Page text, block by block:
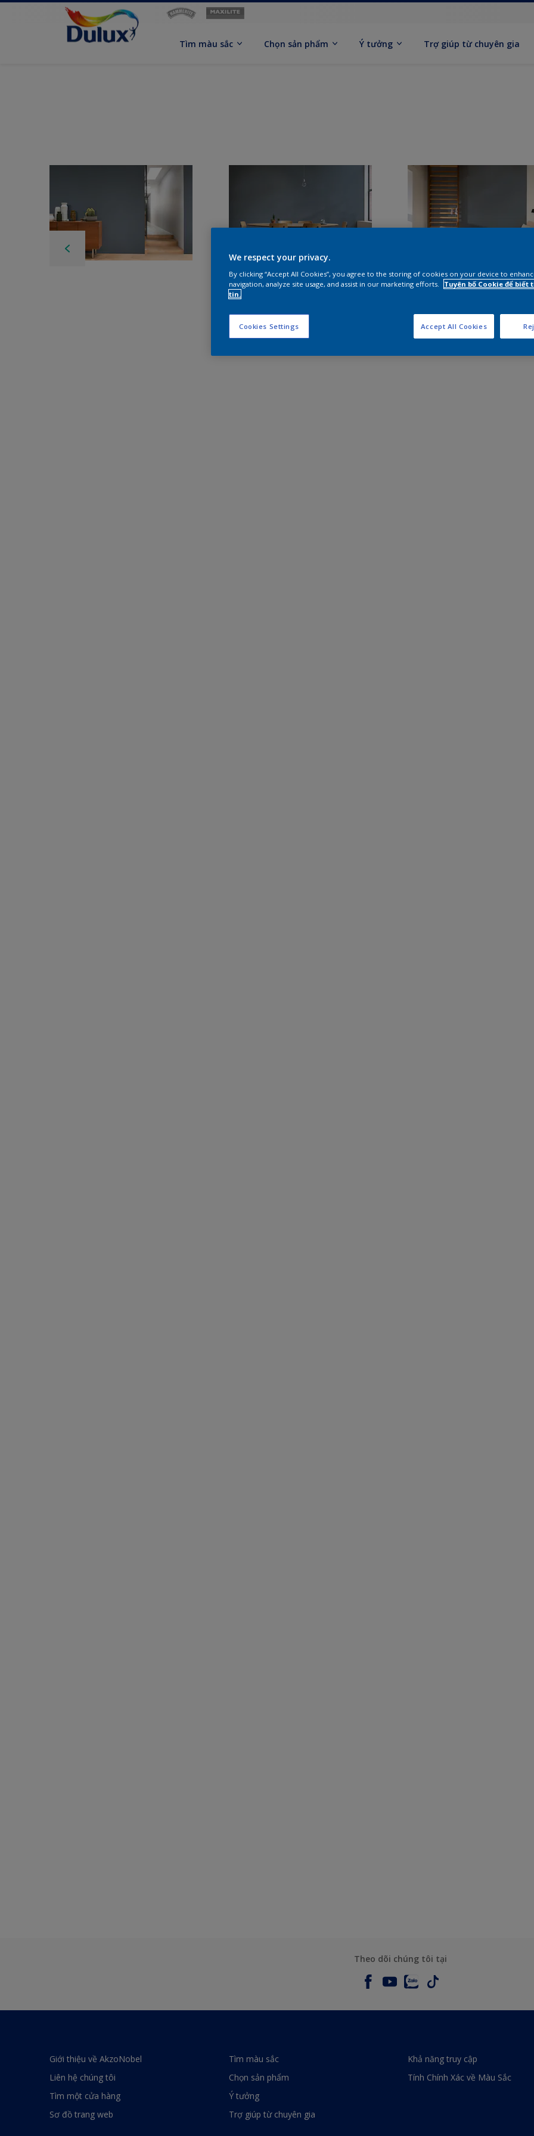
Tìm màu sắc Chọn sản phẩm Ý tưởng Trợ giúp từ chuyên gia
Theo dõi chúng tôi tại
Giới thiệu về AkzoNobel
Liên hệ chúng tôi
Tìm một cửa hàng
Sơ đồ trang web
Tìm màu sắc
Chọn sản phẩm
Ý tưởng
Trợ giúp từ chuyên gia
Khả năng truy cập
Tính Chính Xác về Màu Sắc
We respect your privacy.
By clicking “Accept All Cookies”, you agree to the storing of cookies on your device to
navigation, analyze site usage, and assist in our marketing efforts.
Tuyên bố Cookie để biết
tin.
Cookies Settings Accept All Cookies